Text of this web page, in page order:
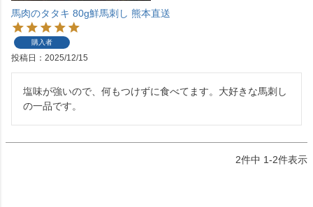
馬肉のタタキ 80g鮮馬刺し 熊本直送
購入者
投稿日 2025/12/15
塩味が強いので、何もつけずに食べてます。大好きな馬刺し
の一品です。
2件中 1-2件表示